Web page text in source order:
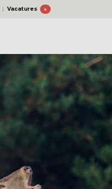
Vacatures 4